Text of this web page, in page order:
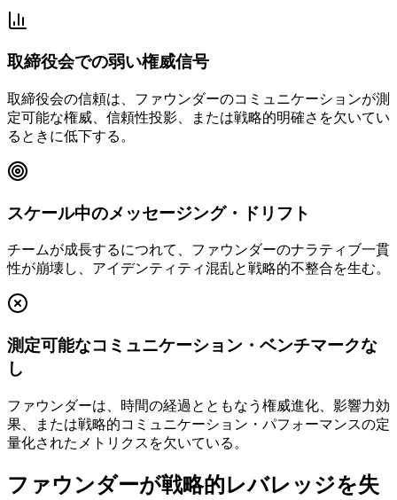
取締役会での弱い権威信号
取締役会の信頼は、ファウンダーのコミュニケーションが測
定可能な権威、信頼性投影、または戦略的明確さを欠いてい
るときに低下する。
スケール中のメッセージング・ドリフト
チームが成長するにつれて、ファウンダーのナラティブ一貫
性が崩壊し、アイデンティティ混乱と戦略的不整合を生む。
測定可能なコミュニケーション・ベンチマークな
し
ファウンダーは、時間の経過とともなう権威進化、影響力効
果、または戦略的コミュニケーション・パフォーマンスの定
量化されたメトリクスを欠いている。
ファウンダーが戦略的レバレッジを失